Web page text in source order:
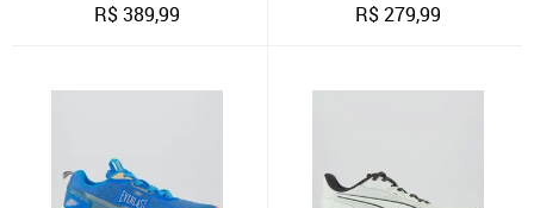
R$389,99 R$279,99